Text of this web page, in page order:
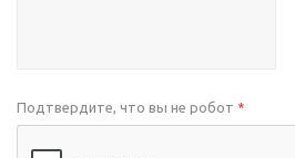
Подтвердите, что вы не робот *